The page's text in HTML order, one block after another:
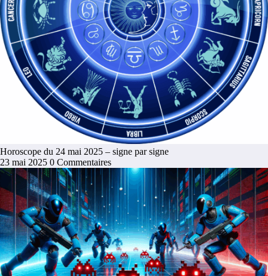
Horoscope du 24 mai 2025 – signe par signe
23 mai 2025 0 Commentaires